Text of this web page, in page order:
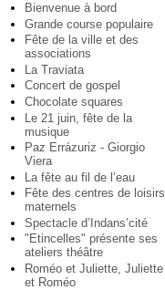
Bienvenue à bord
Grande course populaire
Fête de la ville et des
associations
La Traviata
Concert de gospel
Chocolate squares
Le 21 juin, fête de la
musique
Paz Errázuriz - Giorgio
Viera
La fête au fil de l’eau
Fête des centres de loisirs
maternels
Spectacle d’Indans’cité
"Etincelles" présente ses
ateliers théâtre
Roméo et Juliette, Juliette
et Roméo